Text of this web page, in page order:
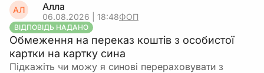
АЛ Алла
06.08.2026 | 18:48ФОП
ВІДПОВІДЬ НАДАНО
Обмеження на переказ коштів з особистої
картки на картку сина
Підкажіть чи можу я синові перераховувати з